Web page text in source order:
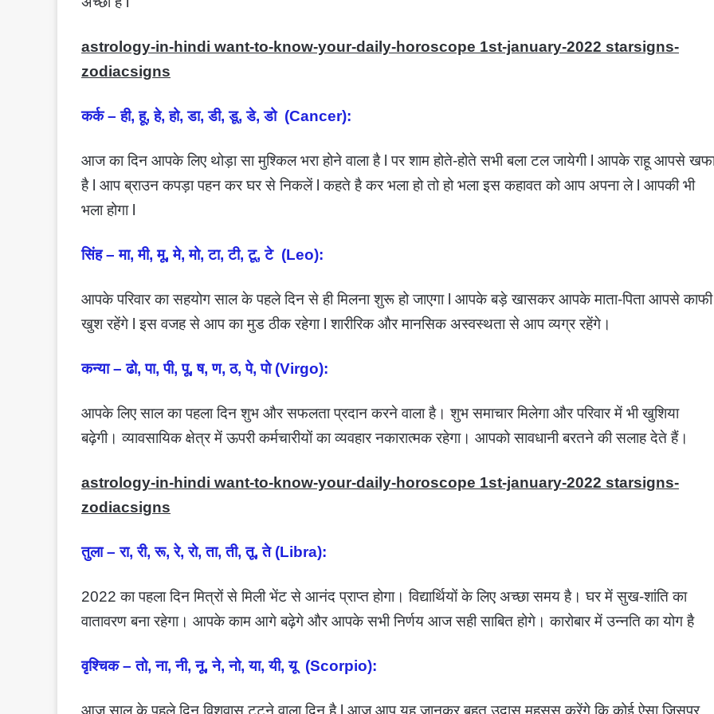
astrology-in-hindi want-to-know-your-daily-horoscope 1st-january-2022 starsigns-
zodiacsigns
कर्क – ही, हू, हे, हो, डा, डी, डू, डे, डो (Cancer):
आज का दिन आपके लिए थोड़ा सा मुश्किल भरा होने वाला है l पर शाम होते-होते सभी बला टल जायेगी l आपके राहू आपसे
है l आप ब्राउन कपड़ा पहन कर घर से निकलें l कहते है कर भला हो तो हो भला इस कहावत को आप अपना ले l आपकी भी
भला होगा l
सिंह – मा, मी, मू, मे, मो, टा, टी, टू, टे (Leo):
आपके परिवार का सहयोग साल के पहले दिन से ही मिलना शुरू हो जाएगा l आपके बड़े खासकर आपके माता-पिता आपसे काफी
खुश रहेंगे l इस वजह से आप का मुड ठीक रहेगा l शारीरिक और मानसिक अस्वस्थता से आप व्यग्र रहेंगे।
कन्या – ढो, पा, पी, पू, ष, ण, ठ, पे, पो (Virgo):
आपके लिए साल का पहला दिन शुभ और सफलता प्रदान करने वाला है। शुभ समाचार मिलेगा और परिवार में भी खुशिया
बढ़ेगी। व्यावसायिक क्षेत्र में ऊपरी कर्मचारीयों का व्यवहार नकारात्मक रहेगा। आपको सावधानी बरतने की सलाह देते हैं।
astrology-in-hindi want-to-know-your-daily-horoscope 1st-january-2022 starsigns-
zodiacsigns
तुला – रा, री, रू, रे, रो, ता, ती, तू, ते (Libra):
2022 का पहला दिन मित्रों से मिली भेंट से आनंद प्राप्त होगा। विद्यार्थियों के लिए अच्छा समय है। घर में सुख-शांति का
वातावरण बना रहेगा। आपके काम आगे बढ़ेगे और आपके सभी निर्णय आज सही साबित होगे। कारोबार में उन्नति का योग है
वृश्चिक – तो, ना, नी, नू, ने, नो, या, यी, यू (Scorpio):